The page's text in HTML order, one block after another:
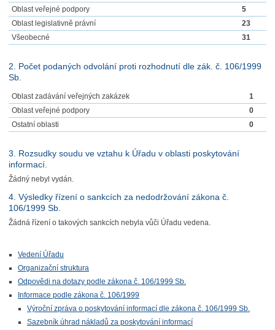
Oblast veřejné podpory
5
Oblast legislativně právní
23
Všeobecné
31
2. Počet podaných odvolání proti rozhodnutí dle zák. č. 106/1999
Sb.
Oblast zadávání veřejných zakázek
1
Oblast veřejné podpory
0
Ostatní oblasti
0
3. Rozsudky soudu ve vztahu k Úřadu v oblasti poskytování
informací.
Žádný nebyl vydán.
4. Výsledky řízení o sankcích za nedodržování zákona č.
106/1999 Sb.
Žádná řízení o takových sankcích nebyla vůči Úřadu vedena.
Vedení Úřadu
Organizační struktura
Odpovědi na dotazy podle zákona č. 106/1999 Sb.
Informace podle zákona č. 106/1999
Výroční zpráva o poskytování informací dle zákona č. 106/1999 Sb.
Sazebník úhrad nákladů za poskytování informací